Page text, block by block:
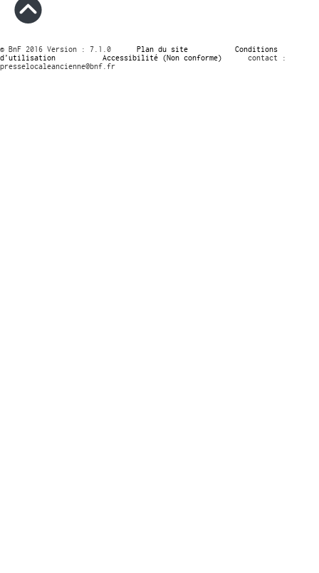
© BnF 2016 Version : 7.1.0 Plan du site
Conditions
d’utilisation
Accessibilité (Non conforme)
contact :
presselocaleancienne@bnf.fr